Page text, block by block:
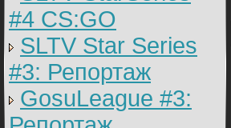
#4 CS:GO
SLTV Star Series
#3: Репортаж
GosuLeague #3: